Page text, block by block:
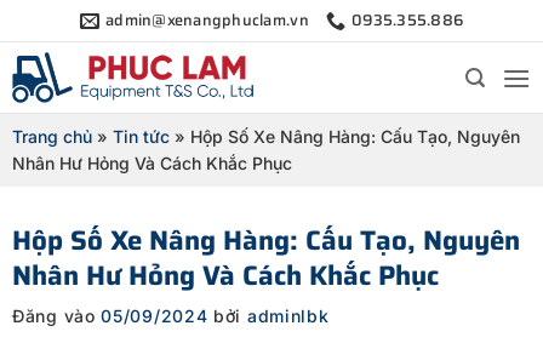
qua
nội
dung
admin@xenangphuclam.vn 0935.355.886
Trang chủ » Tin tức » Hộp Số Xe Nâng Hàng: Cấu Tạo, Nguyên
Nhân Hư Hỏng Và Cách Khắc Phục
Hộp Số Xe Nâng Hàng: Cấu Tạo, Nguyên
Nhân Hư Hỏng Và Cách Khắc Phục
Đăng vào05/09/2024 bởi adminlbk